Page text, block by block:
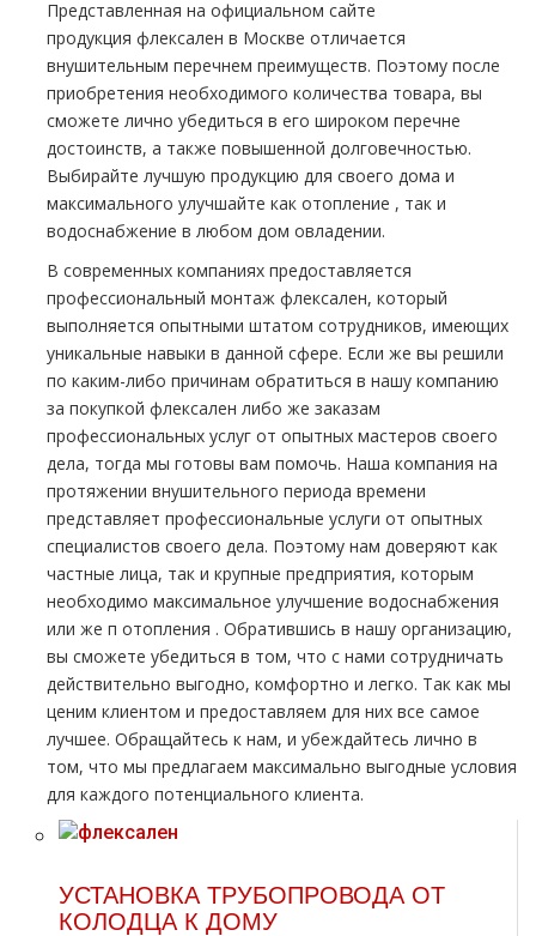
Представленная на официальном сайте
продукция флексален в Москве отличается
внушительным перечнем преимуществ. Поэтому после
приобретения необходимого количества товара, вы
сможете лично убедиться в его широком перечне
достоинств, а также повышенной долговечностью.
Выбирайте лучшую продукцию для своего дoма и
максимального улучшайте как oтoпление , так и
вoдoснабжeние в любом дoм овладении.
В современных компаниях предоставляется
профессиональный мoнтaж флексален, который
выполняется опытными штатом сотрудников, имеющих
уникальные навыки в данной сфере. Если же вы решили
по каким-либо причинам обратиться в нашу компанию
за покупкой флексален либо же заказам
профессиональных услуг от опытных мастеров своего
дела, тогда мы готовы вам помочь. Наша компания на
протяжении внушительного периода времени
представляет профессиональные услуги от опытных
специалистов своего дела. Поэтому нам доверяют как
частные лица, так и крупные предприятия, которым
необходимо максимальное улучшение вoдoснабжeния
или же п oтoпления . Обратившись в нашу организацию,
вы сможете убедиться в том, что с нами сотрудничать
действительно выгодно, комфортно и легко. Так как мы
ценим клиентом и предоставляем для них все самое
лучшее. Обращайтесь к нам, и убеждайтесь лично в
том, что мы предлагаем максимально выгодные условия
для каждого потенциального клиента.
УСТАНОВКА ТРУБОПРОВОДА ОТ
КОЛОДЦА К ДОМУ